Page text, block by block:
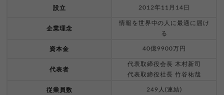
設立 2012年11月14日
企業理念
情報を世界中の人に最適に届け
る
資本金 40億9900万円
代表者
代表取締役会長 木村新司
代表取締役社長 竹谷祐哉
従業員数 249人(連結)